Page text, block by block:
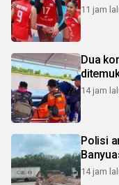
11 jam
Dua
14 jam
Polisi
14 jam